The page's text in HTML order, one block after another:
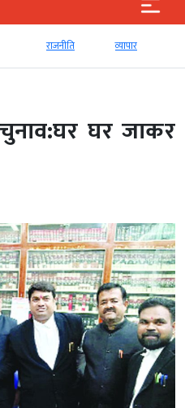
राजनीति व्‍यापार
घर जाकर